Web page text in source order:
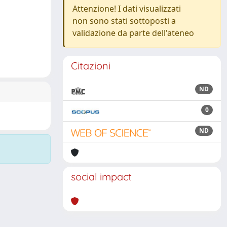
Attenzione! I dati visualizzati
non sono stati sottoposti a
validazione da parte dell'ateneo
Citazioni
ND
0
ND
social impact